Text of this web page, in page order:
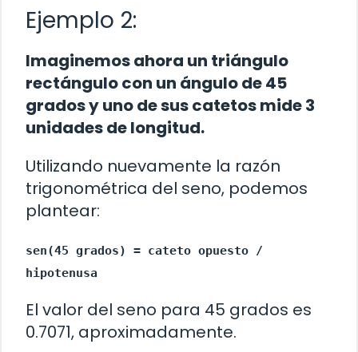
Ejemplo 2:
Imaginemos ahora un triángulo
rectángulo con un ángulo de 45
grados y uno de sus catetos mide 3
unidades de longitud.
Utilizando nuevamente la razón
trigonométrica del seno, podemos
plantear:
sen(45 grados) = cateto opuesto /
hipotenusa
El valor del seno para 45 grados es
0.7071, aproximadamente.